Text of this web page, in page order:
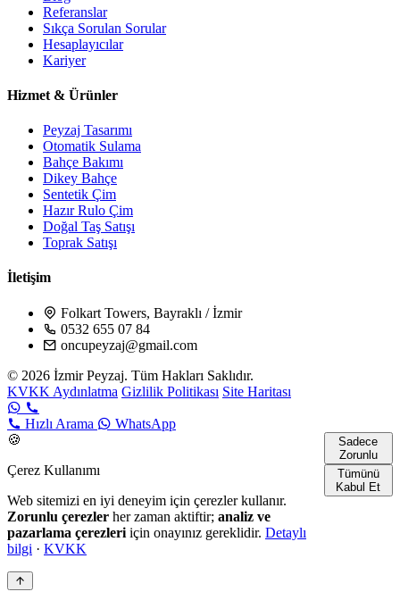
Referanslar
Sıkça Sorulan Sorular
Hesaplayıcılar
Kariyer
Hizmet & Ürünler
Peyzaj Tasarımı
Otomatik Sulama
Bahçe Bakımı
Dikey Bahçe
Sentetik Çim
Hazır Rulo Çim
Doğal Taş Satışı
Toprak Satışı
İletişim
Folkart Towers, Bayraklı / İzmir
0532 655 07 84
oncupeyzaj@gmail.com
© 2026 İzmir Peyzaj. Tüm Hakları Saklıdır.
KVKK Aydınlatma Gizlilik Politikası Site Haritası
Hızlı Arama
WhatsApp
🍪
Çerez Kullanımı
Web sitemizi en iyi deneyim için çerezler kullanır.
Zorunlu çerezler her zaman aktiftir; analiz ve
pazarlama çerezleri için onayınız gereklidir. Detaylı
bilgi · KVKK
Sadece
Zorunlu
Tümünü
Kabul Et